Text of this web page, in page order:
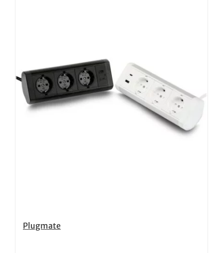
Plugmate